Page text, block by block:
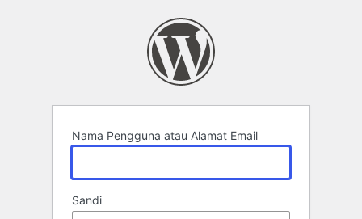
Nama Pengguna atau Alamat Email
Sandi